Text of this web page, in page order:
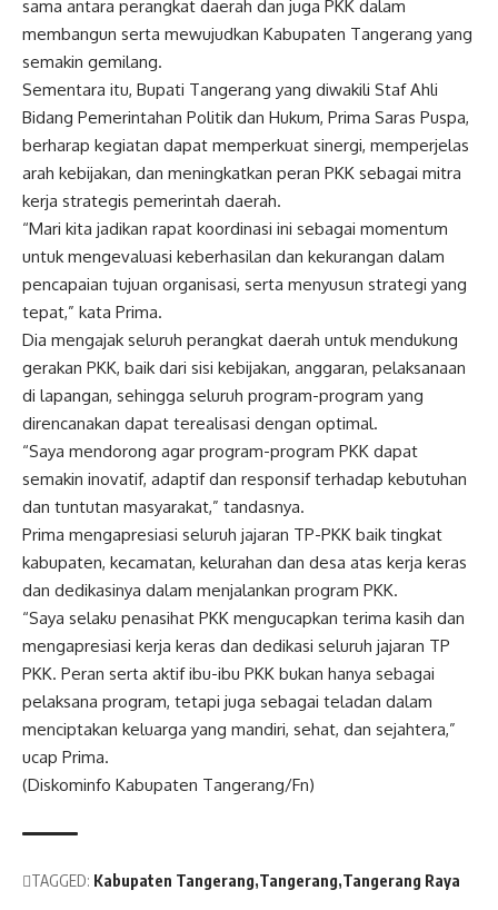
sama antara perangkat daerah dan juga PKK dalam
membangun serta mewujudkan Kabupaten Tangerang yang
semakin gemilang.
Sementara itu, Bupati Tangerang yang diwakili Staf Ahli
Bidang Pemerintahan Politik dan Hukum, Prima Saras Puspa,
berharap kegiatan dapat memperkuat sinergi, memperjelas
arah kebijakan, dan meningkatkan peran PKK sebagai mitra
kerja strategis pemerintah daerah.
“Mari kita jadikan rapat koordinasi ini sebagai momentum
untuk mengevaluasi keberhasilan dan kekurangan dalam
pencapaian tujuan organisasi, serta menyusun strategi yang
tepat,” kata Prima.
Dia mengajak seluruh perangkat daerah untuk mendukung
gerakan PKK, baik dari sisi kebijakan, anggaran, pelaksanaan
di lapangan, sehingga seluruh program-program yang
direncanakan dapat terealisasi dengan optimal.
“Saya mendorong agar program-program PKK dapat
semakin inovatif, adaptif dan responsif terhadap kebutuhan
dan tuntutan masyarakat,” tandasnya.
Prima mengapresiasi seluruh jajaran TP-PKK baik tingkat
kabupaten, kecamatan, kelurahan dan desa atas kerja keras
dan dedikasinya dalam menjalankan program PKK.
“Saya selaku penasihat PKK mengucapkan terima kasih dan
mengapresiasi kerja keras dan dedikasi seluruh jajaran TP
PKK. Peran serta aktif ibu-ibu PKK bukan hanya sebagai
pelaksana program, tetapi juga sebagai teladan dalam
menciptakan keluarga yang mandiri, sehat, dan sejahtera,”
ucap Prima.
(Diskominfo Kabupaten Tangerang/Fn)
TAGGED: Kabupaten Tangerang Tangerang Tangerang Raya